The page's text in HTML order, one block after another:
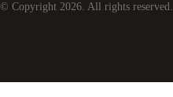
© Copyright 2026. All rights reserved.